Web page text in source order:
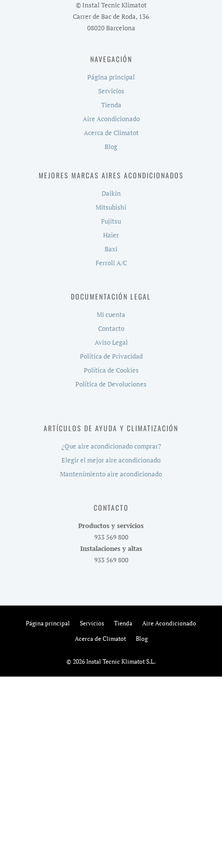
© Instal Tecnic Klimatot
Carrer de Bac de Roda, 136
08020 Barcelona
NAVEGACIÓN
Página principal
Servicios
Tienda
Aire Acondicionado
Acerca de Climatot
Blog
MEJORES MARCAS AIRES ACONDICIONADOS
Daikin
Mitsubishi
Fujitsu
Haier
Baxi
Ferroli A/C
DOCUMENTACIÓN LEGAL
Mi cuenta
Contacto
Aviso Legal
Política de Privacidad
Política de Cookies
Política de Devoluciones
ARTÍCULOS DE AYUDA Y CLIMATIZACIÓN
¿Que aire acondicionado comprar?
Elegir el mejor aire acondicionado
Mantenimiento aire acondicionado
CONTACTO
Productos y servicios
933 569 800
Instalaciones y altas
933 569 800
Página principal Servicios Tienda Aire Acondicionado
Acerca de Climatot Blog
© 2026 Instal Tecnic Klimatot S.L.